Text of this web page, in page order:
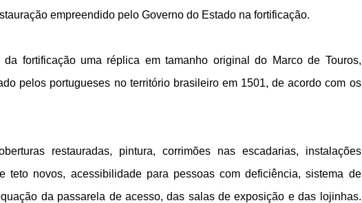
empreendido pelo Governo do Estado na fortificação.
fortificação uma réplica em tamanho original do Marco de Touros,
pelos portugueses no território brasileiro em 1501, de acordo com os
restauradas, pintura, corrimões nas escadarias, instalações
teto novos, acessibilidade para pessoas com deficiência, sistema de
da passarela de acesso, das salas de exposição e das lojinhas.